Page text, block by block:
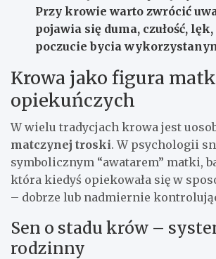
Przy krowie warto zwrócić
pojawia się duma, czułość,
poczucie bycia
Krowa jako figura
opiekuńczych
W wielu tradycjach krowa jest
matczynej troski. W psychologii
symbolicznym “awatarem” matki,
która kiedyś opiekowała się w
– dobrze lub nadmiernie
Sen o stadu krów –
rodzinny